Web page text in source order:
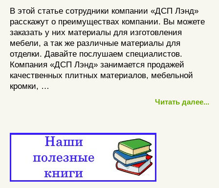
В этой статье сотрудники компании «ДСП Лэнд»
расскажут о преимуществах компании. Вы можете
заказать у них материалы для изготовления
мебели, а так же различные материалы для
отделки. Давайте послушаем специалистов.
Компания «ДСП Лэнд» занимается продажей
качественных плитных материалов, мебельной
кромки, …
Читать далее...